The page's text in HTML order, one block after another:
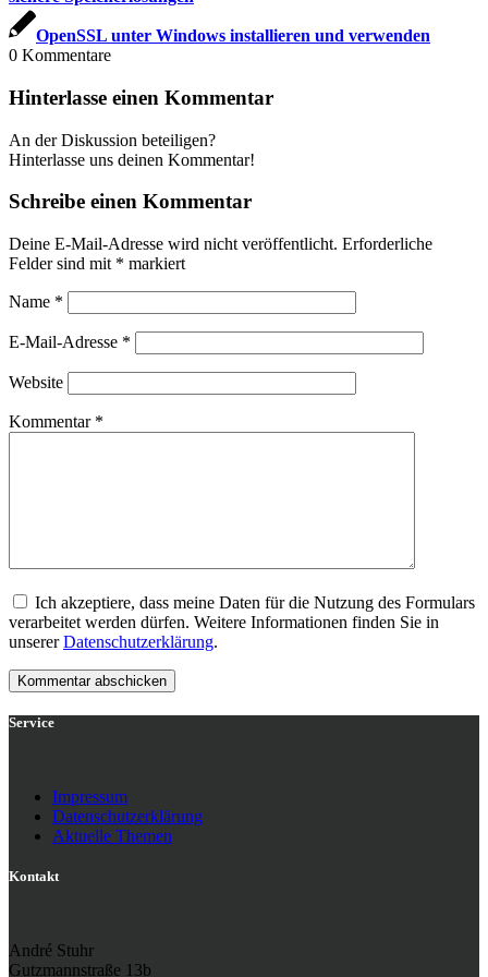
OpenSSL unter Windows installieren und verwenden
0 Kommentare
Hinterlasse einen Kommentar
An der Diskussion beteiligen?
Hinterlasse uns deinen Kommentar!
Schreibe einen Kommentar
Deine E-Mail-Adresse wird nicht veröffentlicht. Erforderliche
Felder sind mit * markiert
Name *
E-Mail-Adresse *
Website
Kommentar *
Ich akzeptiere, dass meine Daten für die Nutzung des Formulars
verarbeitet werden dürfen. Weitere Informationen finden Sie in
unsererDatenschutzerklärung.
Service
Impressum
Datenschutzerklärung
Aktuelle Themen
Kontakt
André Stuhr
Gutzmannstraße 13b